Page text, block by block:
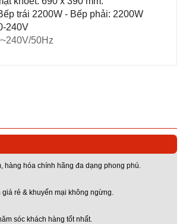
trái 2200W - Bếp phải: 2200W
240V
50Hz
hàng hóa chính hãng đa dạng phong phú.
giá rẻ & khuyến mại không ngừng.
sóc khách hàng tốt nhất.